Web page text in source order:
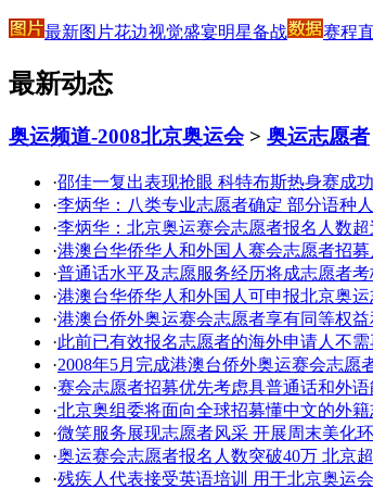
最新图片花边视觉盛宴明星备战 赛程
最新动态
奥运频道-2008北京奥运会> 奥运志愿者
·邵佳一复出表现抢眼 科特布斯热身赛成
·李炳华：八类专业志愿者确定 部分语种
·李炳华：北京奥运赛会志愿者报名人数超
·港澳台华侨华人和外国人赛会志愿者招募
·普通话水平及志愿服务经历将成志愿者考
·港澳台华侨华人和外国人可申报北京奥
·港澳台侨外奥运赛会志愿者享有同等权
·此前已有效报名志愿者的海外申请人不需
·2008年5月完成港澳台侨外奥运赛会志愿
·赛会志愿者招募优先考虑具普通话和外
·北京奥组委将面向全球招募懂中文的外
·微笑服务展现志愿者风采 开展周末美化
·奥运赛会志愿者报名人数突破40万 北京
·残疾人代表接受英语培训 用于北京奥运